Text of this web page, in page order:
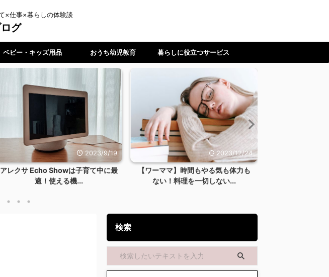
×仕事×暮らしの体験談
グ
ベビー・キッズ用品 おうち幼児教育 暮らしに役立つサービス
2023/12/24
【ワーママ】時間もやる気も体力も
ない！料理を一切しない...
2023/10/8
【2023年ランキング】ベビーグッズ
レンタルショップお...
検索